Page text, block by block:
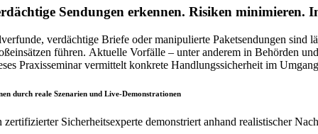
Sendungen erkennen. Risiken minimieren.
verdächtige Briefe oder manipulierte Paketsendungen sind
führen. Aktuelle Vorfälle – unter anderem in Behörden
Praxisseminar vermittelt konkrete Handlungssicherheit im
durch reale Szenarien und Live-Demonstrationen
zertifizierter Sicherheitsexperte demonstriert anhand realistischer